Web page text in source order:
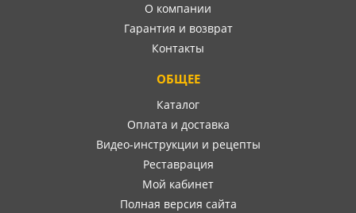
О компании
Гарантия и возврат
Контакты
ОБЩЕЕ
Каталог
Оплата и доставка
Видео-инструкции и рецепты
Реставрация
Мой кабинет
Полная версия сайта